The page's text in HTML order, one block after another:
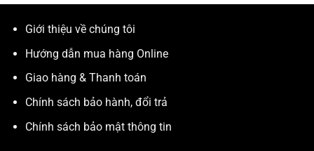
Giới thiệu về chúng tôi
Hướng dẫn mua hàng Online
Giao hàng & Thanh toán
Chính sách bảo hành, đổi trả
Chính sách bảo mật thông tin